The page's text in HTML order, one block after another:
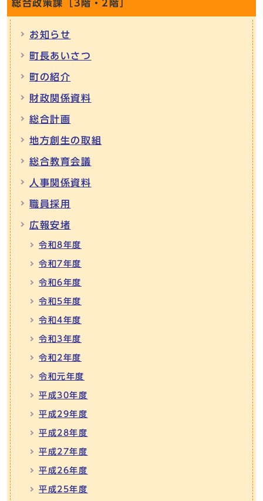
総合政策課［3階・2階］
お知らせ
町長あいさつ
町の紹介
財政関係資料
総合計画
地方創生の取組
総合教育会議
人事関係資料
職員採用
広報安堵
令和8年度
令和7年度
令和6年度
令和5年度
令和4年度
令和3年度
令和2年度
令和元年度
平成30年度
平成29年度
平成28年度
平成27年度
平成26年度
平成25年度